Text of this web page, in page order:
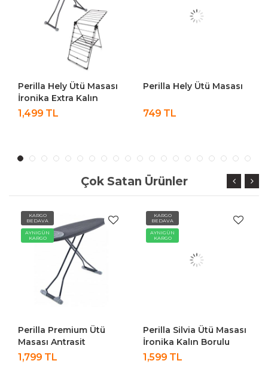
Set
Perilla Hely Ütü Masası
749 TL
Perilla Silvia Ütü
Çok Satan Ürünler
BEDAVA
AYNIGÜN
Premium Ütü
Antrasit
TL
BEDAVA
AYNIGÜN
Perilla Silvia Ütü Masası
İronika Kalın Borulu
Kurutmalık Set
1,599 TL